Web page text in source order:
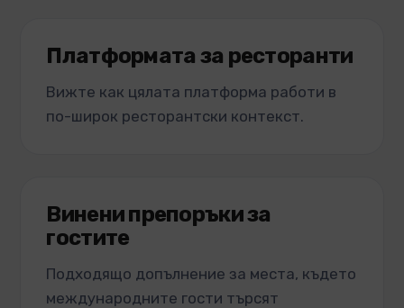
Платформата за ресторанти
Вижте как цялата платформа работи в
по-широк ресторантски контекст.
Винени препоръки за
гостите
Подходящо допълнение за места, където
международните гости търсят